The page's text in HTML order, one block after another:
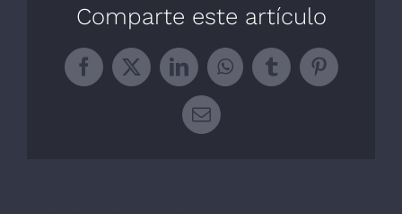
Comparte este artículo
Facebook
X LinkedInWhatsApp
TumblrPinterest
Correo